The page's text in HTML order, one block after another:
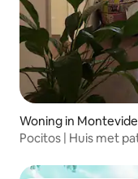
Woning in
Pocitos | Huis met